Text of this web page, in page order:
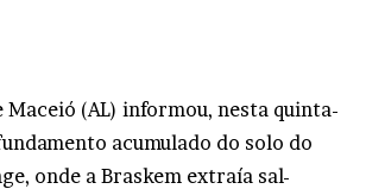
Maceió (AL) informou, nesta quinta-
acumulado do solo do
onde a Braskem extraía sal-